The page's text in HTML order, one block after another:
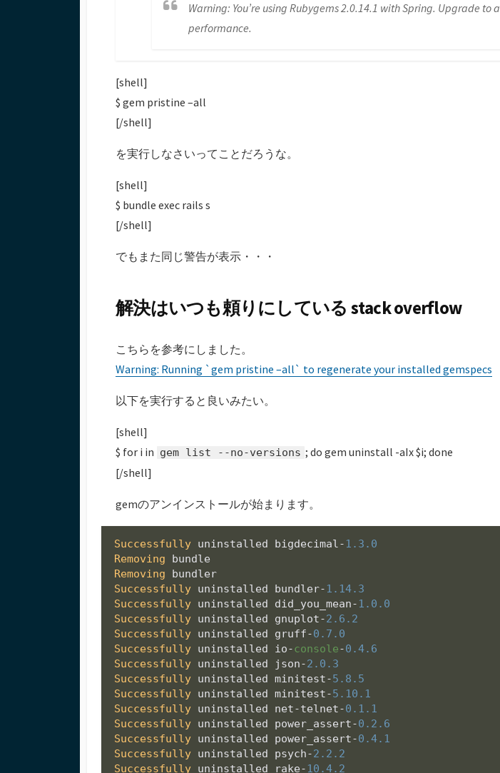
Warning: You’re using Rubygems 2.0.14.1 with Spring. Upgrade
performance.
[shell]
$ gem pristine –all
[/shell]
を実行しなさいってことだろうな。
[shell]
$ bundle exec rails s
[/shell]
でもまた同じ警告が表示・・・
解決はいつも頼りにしている stack overflow
こちらを参考にしました。
Warning: Running `gem pristine –all` to regenerate your installed gemspecs
以下を実行すると良いみたい。
[shell]
$ for i in gem list --no-versions ; do gem uninstall -aIx $i; done
[/shell]
gemのアンインストールが始まります。
Successfully uninstalled bigdecimal-1.3 .0
Removing
Removing
Successfully uninstalled bundler-1.14.3
Successfully uninstalled did_you_mean-1.0 .0
Successfully uninstalled gnuplot-2.6 .2
Successfully uninstalled gruff-0.7 .0
Successfully uninstalled io-console-0.4.6
Successfully uninstalled json-2.0 .3
Successfully uninstalled minitest-5.8 .5
Successfully uninstalled minitest-5.10 .1
Successfully uninstalled net-telnet-0.1 .1
Successfully uninstalled power_assert-0.2 .6
Successfully uninstalled power_assert-0.4.1
Successfully uninstalled psych-2.2 .2
Successfully uninstalled rake-10.4.2